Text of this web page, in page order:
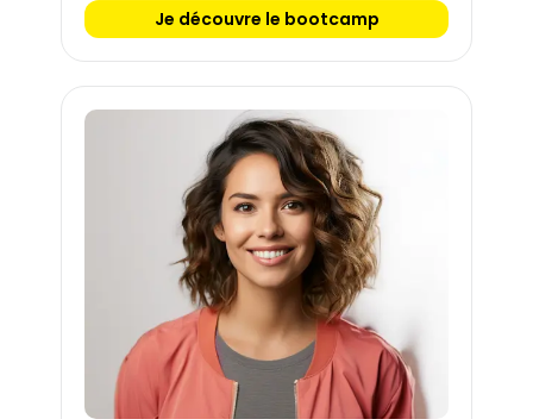
Je découvre le bootcamp